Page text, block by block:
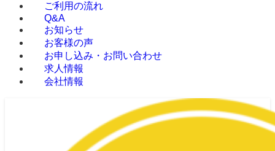
ご利用の流れ
Q&A
お知らせ
お客様の声
お申し込み・お問い合わせ
求人情報
会社情報